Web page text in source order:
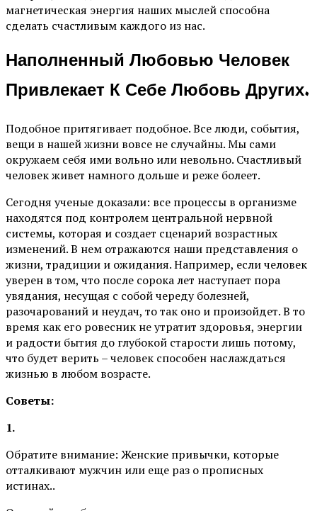
магнетическая энергия наших мыслей способна
сделать счастливым каждого из нас.
Наполненный Любовью Человек
Привлекает К Себе Любовь Других.
Подобное притягивает подобное. Все люди, события,
вещи в нашей жизни вовсе не случайны. Мы сами
окружаем себя ими вольно или невольно. Счастливый
человек живет намного дольше и реже болеет.
Сегодня ученые доказали: все процессы в организме
находятся под контролем центральной нервной
системы, которая и создает сценарий возрастных
изменений. В нем отражаются наши представления о
жизни, традиции и ожидания. Например, если человек
уверен в том, что после сорока лет наступает пора
увядания, несущая с собой череду болезней,
разочарований и неудач, то так оно и произойдет. В то
время как его ровесник не утратит здоровья, энергии
и радости бытия до глубокой старости лишь потому,
что будет верить – человек способен наслаждаться
жизнью в любом возрасте.
Советы:
1.
Обратите внимание: Женские привычки, которые
отталкивают мужчин или еще раз о прописных
истинах..